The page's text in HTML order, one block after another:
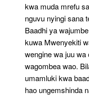
kwa muda mrefu
nguvu nyingi sana
Baadhi ya
kuwa Mwenyekiti
wengine wa juu
wagombea wao.
umamluki kwa
hao ungemshinda